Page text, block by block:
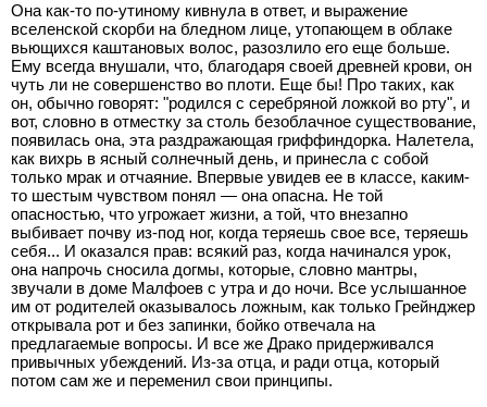
Она как-то по-утиному кивнула в ответ, и выражение
вселенской скорби на бледном лице, утопающем в облаке
вьющихся каштановых волос, разозлило его еще больше.
Ему всегда внушали, что, благодаря своей древней крови, он
чуть ли не совершенство во плоти. Еще бы! Про таких, как
он, обычно говорят: "родился с серебряной ложкой во рту", и
вот, словно в отместку за столь безоблачное существование,
появилась она, эта раздражающая гриффиндорка. Налетела,
как вихрь в ясный солнечный день, и принесла с собой
только мрак и отчаяние. Впервые увидев ее в классе, каким-
то шестым чувством понял — она опасна. Не той
опасностью, что угрожает жизни, а той, что внезапно
выбивает почву из-под ног, когда теряешь свое все, теряешь
себя... И оказался прав: всякий раз, когда начинался урок,
она напрочь сносила догмы, которые, словно мантры,
звучали в доме Малфоев с утра и до ночи. Все услышанное
им от родителей оказывалось ложным, как только Грейнджер
открывала рот и без запинки, бойко отвечала на
предлагаемые вопросы. И все же Драко придерживался
привычных убеждений. Из-за отца, и ради отца, который
потом сам же и переменил свои принципы.